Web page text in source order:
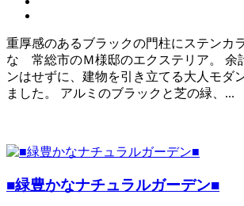
重厚感のあるブラックの門柱にステンカ
な 常総市のＭ様邸のエクステリア。 余
ンはせずに、建物を引き立てる大人モダ
ました。 アルミのブラックと芝の緑、...
■緑豊かなナチュラルガーデン■